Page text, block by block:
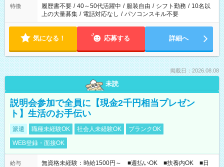
合は応募できません。
特徴 履歴書不要 / 40～50代活躍中 / 服装自由 / シフト勤務 / 10名以
上の大量募集 / 電話対応なし / パソコンスキル不要
気になる！ 応募する 詳細へ
掲載日：2026.08.08
未読
説明会参加で全員に【現金2千円相当プレゼン
ト】生活のお手伝い
派遣 職種未経験OK 社会人未経験OK
ブランクOK
WEB登録・面接OK
給与
無資格未経験：時給1500円～ ■週払いOK ■扶養内OK ■日